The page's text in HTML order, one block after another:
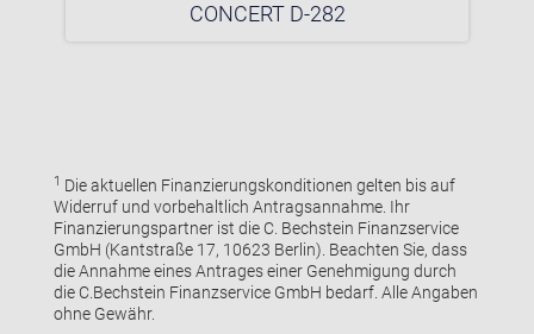
CONCERT D-282
1 Die aktuellen Finanzierungskonditionen gelten bis auf
Widerruf und vorbehaltlich Antragsannahme. Ihr
Finanzierungspartner ist die C. Bechstein Finanzservice
GmbH (Kantstraße 17, 10623 Berlin). Beachten Sie, dass
die Annahme eines Antrages einer Genehmigung durch
die C.Bechstein Finanzservice GmbH bedarf. Alle Angaben
ohne Gewähr.